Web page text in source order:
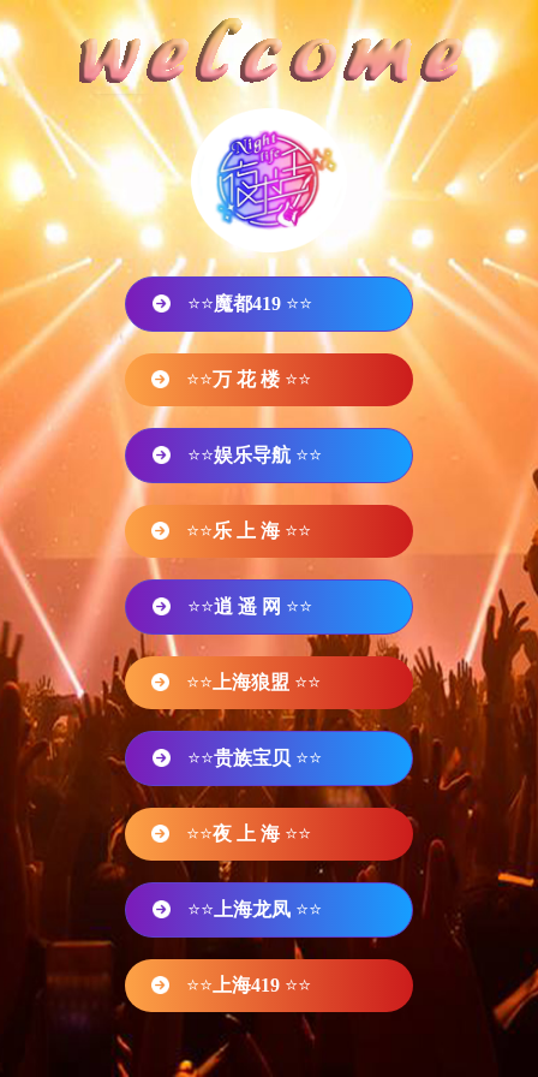
⭐⭐魔都419 ⭐⭐
⭐⭐万 花 楼 ⭐⭐
⭐⭐娱乐导航 ⭐⭐
⭐⭐乐 上 海 ⭐⭐
⭐⭐逍 遥 网 ⭐⭐
⭐⭐ 上海狼盟 ⭐⭐
⭐⭐贵族宝贝 ⭐⭐
⭐⭐夜 上 海 ⭐⭐
⭐⭐ 上海龙凤 ⭐⭐
⭐⭐ 上海419 ⭐⭐